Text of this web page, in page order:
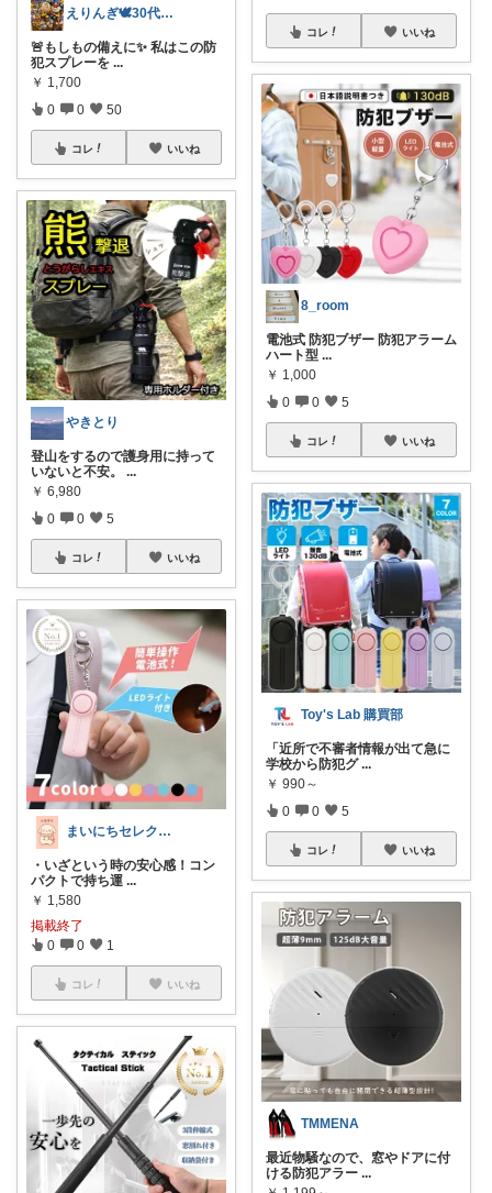
えりんぎ🕊️30代幸せな一人暮らし🌸
🚨もしもの備えに✨ 私はこの防
犯スプレーを ...
￥ 1,700
0 0 50
コレ いいね
やきとり
登山をするので護身用に持って
いないと不安。
...
￥ 6,980
0 0 5
コレ いいね
まいにちセレクトdays
・いざという時の安心感！コン
パクトで持ち運 ...
￥ 1,580
掲載終了
0 0 1
コレ いいね
コレ いいね
8_room
電池式 防犯ブザー 防犯アラーム
ハート型 ...
￥ 1,000
0 0 5
コレ いいね
Toy's Lab 購買部
「近所で不審者情報が出て急に
学校から防犯グ ...
￥ 990～
0 0 5
コレ いいね
TMMENA
最近物騒なので、窓やドアに付
ける防犯アラー ...